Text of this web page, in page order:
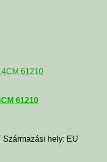
61210
Származási hely: EU